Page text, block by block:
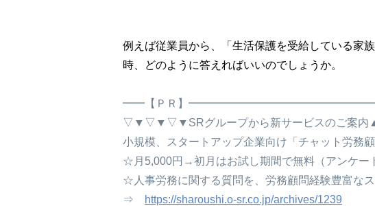
例えば従業員から、「生活保護を受給している家
時、どのように答えればいいのでしょうか。
━━【ＰＲ】
▽▼▽▼▽▼SRグループから新サービスのご
小規模、スタートアップ企業向け「チャット労務
☆月5,000円→初月はお試し期間で無料（アンケー
☆人事労務に関する質問を、労務顧問経験豊富な
⇒
https://sharoushi.o-sr.co.jp/archives/1239